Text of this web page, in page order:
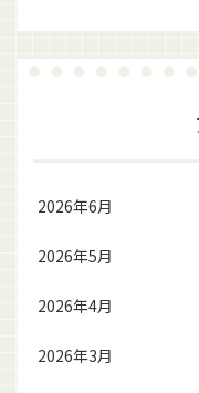
2026年6月
2026年5月
2026年4月
2026年3月